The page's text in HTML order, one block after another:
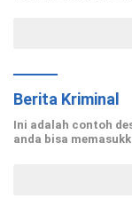
Berita Kriminal
Ini adalah contoh
anda bisa